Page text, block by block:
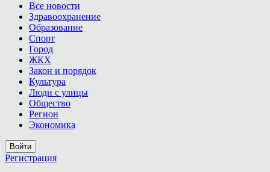
Все новости
Здравоохранение
Образование
Спорт
Город
ЖКХ
Закон и порядок
Культура
Люди с улицы
Общество
Регион
Экономика
Войти
Регистрация